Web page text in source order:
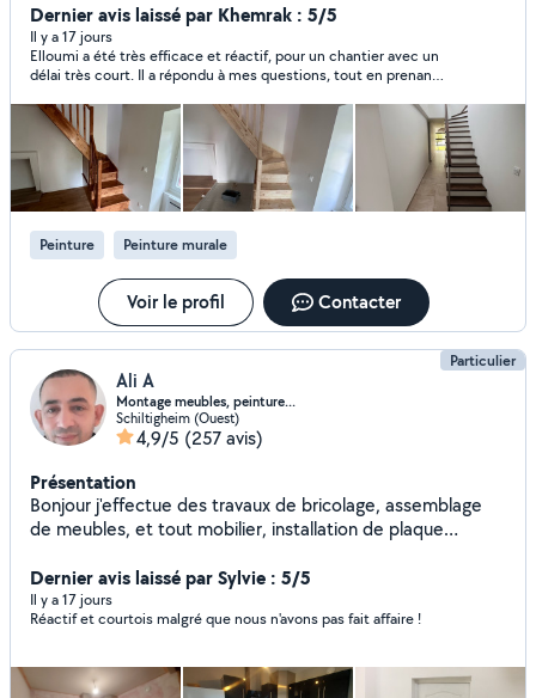
ou sans raccord , Toile de verre) - enduit général ,
Ratissage - pose de placo - Pose de bandes, - Ponçage -
Peinture de portes , fenêtres , radiateurs avec pinceau
rouleau ou pistolet - peinture sur façade - revêtement de
sol , - Pose de parquet , plinthe - ponçage et vernissage du
parquet et escalier - montage du meuble - pose de cuisine
Travail sérieux et soigné, devis et déplacement gratuit,
connaissance des mesures de sécurité. Pour plus
d'informations n'hésiter pas a contacter. Zéro sept,
cinquante trois, quarante huit, soixante trois, trente neuf
Dispo tout les jours
Dernier avis laissé par Khemrak : 5/5
Il y a 17 jours
Elloumi a été très efficace et réactif, pour un chantier avec un
délai très court. Il a répondu à mes questions, tout en prenant
savoir Je ferais sûrement appel à lui encore avant la fin de
l'année. Merci encore !
Peinture Peinture murale
Voir le profil Contacter
Particulier
Ali A
Montage meubles, peinture...
Schiltigheim (Ouest)
4,9/5 (257 avis)
Présentation
Bonjour j'effectue des travaux de bricolage, assemblage
de meubles, et tout mobilier, installation de plaque
tringles à rideaux, perçage tous murs, fixation éléments...
Peinture, rafraîchissement, réparation de murs
endommagés.
Dernier avis laissé par Sylvie : 5/5
Il y a 17 jours
Réactif et courtois malgré que nous n'avons pas fait affaire !